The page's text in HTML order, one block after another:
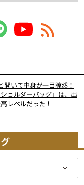
開いて中身が一目瞭然！
ョルダーバッグ」は、出
レベルだった！